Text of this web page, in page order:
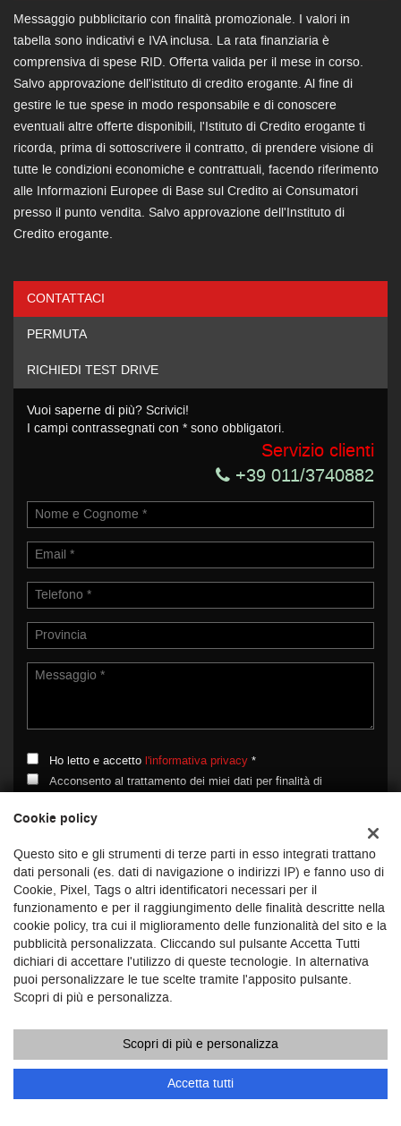
Contattaci
Ho letto e accettol'informativa privacy*
Acconsento al trattamento dei miei dati per finalità di
Invia la tua richiesta
Messaggio pubblicitario con finalità promozionale. I valori in
tabella sono indicativi e IVA inclusa. La rata finanziaria è
comprensiva di spese RID. Offerta valida per il mese in corso.
Salvo approvazione dell'istituto di credito erogante. Al fine di
gestire le tue spese in modo responsabile e di conoscere
eventuali altre offerte disponibili, l'Istituto di Credito erogante ti
ricorda, prima di sottoscrivere il contratto, di prendere visione di
tutte le condizioni economiche e contrattuali, facendo riferimento
alle Informazioni Europee di Base sul Credito ai Consumatori
presso il punto vendita. Salvo approvazione dell'Instituto di
Credito erogante.
CONTATTACI
PERMUTA
RICHIEDI TEST DRIVE
Vuoi saperne di più? Scrivici!
I campi contrassegnati con * sono obbligatori.
Servizio clienti
+39 011/3740882
Ho letto e accetto l'informativa privacy *
Acconsento al trattamento dei miei dati per finalità di
ULTIMI ARRIVI
Cookie policy
Questo sito e gli strumenti di terze parti in esso integrati trattano
dati personali (es. dati di navigazione o indirizzi IP) e fanno uso di
Cookie, Pixel, Tags o altri identificatori necessari per il
funzionamento e per il raggiungimento delle finalità descritte nella
cookie policy, tra cui il miglioramento delle funzionalità del sito e la
pubblicità personalizzata. Cliccando sul pulsante Accetta Tutti
dichiari di accettare l'utilizzo di queste tecnologie. In alternativa
puoi personalizzare le tue scelte tramite l'apposito pulsante.
Scopri di più e personalizza.
Scopri di più e personalizza
Accetta tutti